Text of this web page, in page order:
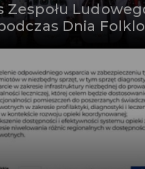
Zespołu
Dnia